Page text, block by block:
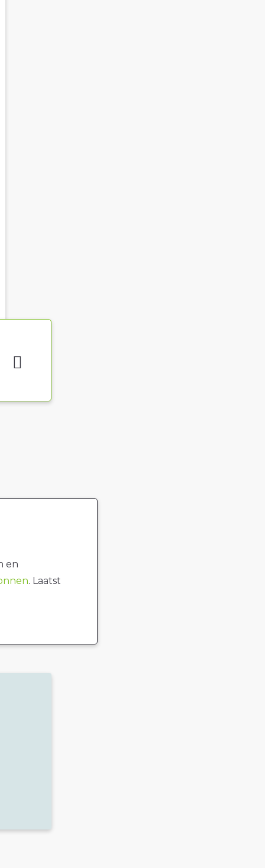
en
. Laatst